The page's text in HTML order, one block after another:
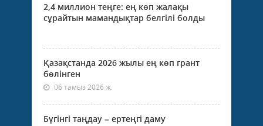
2,4 миллион теңге: ең көп жалақы
сұрайтын мамандықтар белгілі болды
Қазақстанда 2026 жылы ең көп грант
бөлінген
06 тамыз 2026 ж.
Бүгінгі таңдау – ертеңгі даму